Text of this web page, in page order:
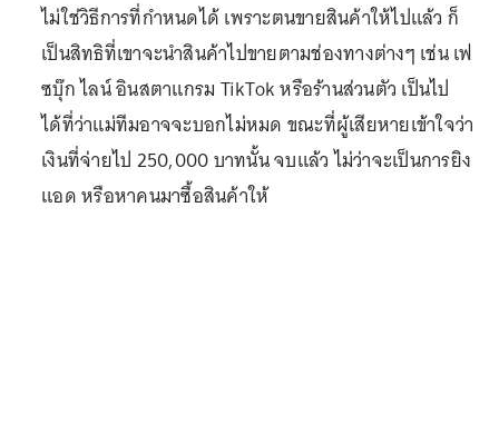
ไม่ใช่วิธีการที่กำหนดได้ เพราะตนขายสินค้าให้ไปแล้ว ก็
เป็นสิทธิที่เขาจะนำสินค้าไปขายตามช่องทางต่างๆ เช่น เฟ
ซบุ๊ก ไลน์ อินสตาแกรม TikTok หรือร้านส่วนตัว เป็นไป
ได้ที่ว่าแม่ทีมอาจจะบอกไม่หมด ขณะที่ผู้เสียหายเข้าใจว่า
เงินที่จ่ายไป 250,000 บาทนั้น จบแล้ว ไม่ว่าจะเป็นการยิง
แอด หรือหาคนมาซื้อสินค้าให้